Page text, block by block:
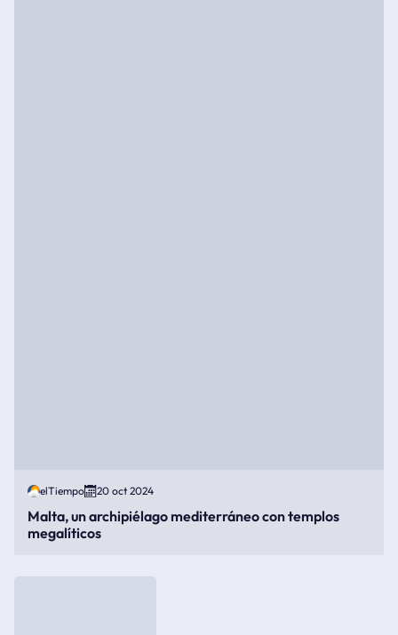
elTiempo 20 oct 2024
Malta, un archipiélago mediterráneo con templos
megalíticos